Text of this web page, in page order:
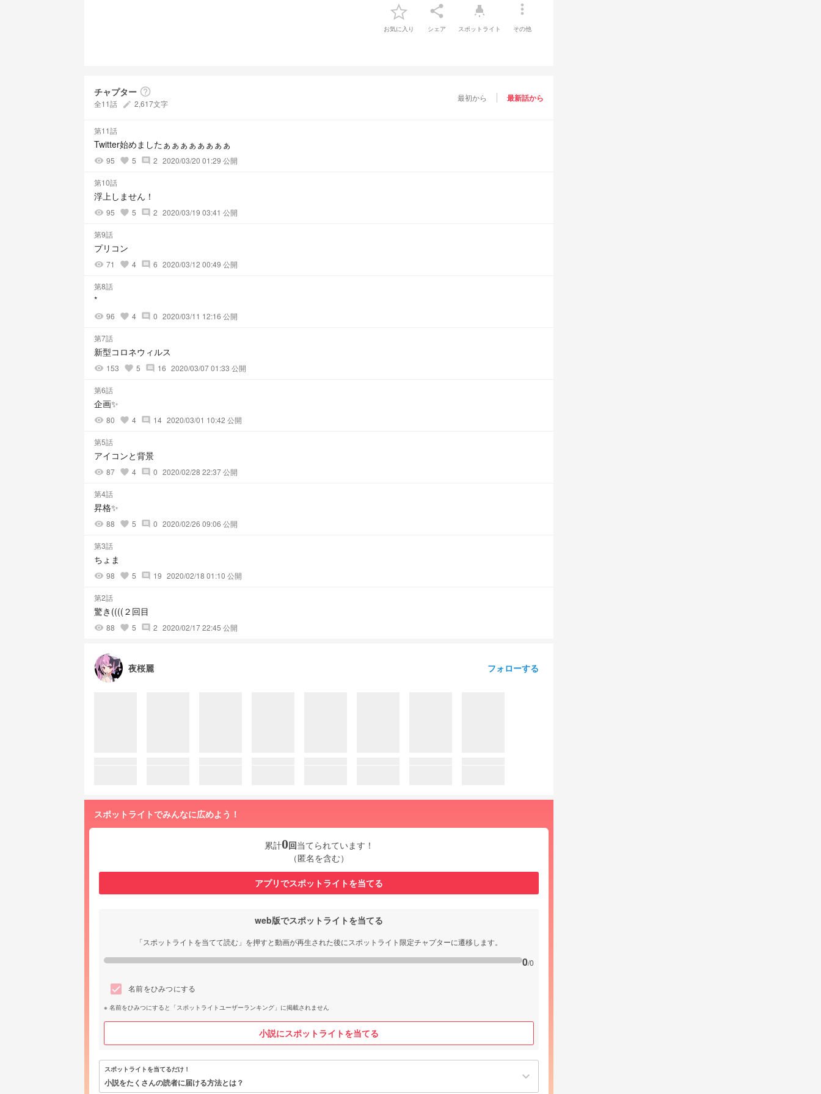
お気に入り
share
シェア
highlight
スポットライト
more_vert
その他
チャプター help_outline
全11話 create 2,617文字
最初から 最新話から
第11話
Twitter始めましたぁぁぁぁぁぁぁぁ
visibility 95 favorite 5 comment 2 2020/03/20 01:29 公開
第10話
浮上しません！
visibility 95 favorite 5 comment 2 2020/03/19 03:41 公開
第9話
プリコン
visibility 71 favorite 4 comment 6 2020/03/12 00:49 公開
第8話
*
visibility 96 favorite 4 comment 0 2020/03/11 12:16 公開
第7話
新型コロネウィルス
visibility 153 favorite 5 comment 16 2020/03/07 01:33 公開
第6話
企画✨
visibility 80 favorite 4 comment 14 2020/03/01 10:42 公開
第5話
アイコンと背景
visibility 87 favorite 4 comment 0 2020/02/28 22:37 公開
第4話
昇格✨
visibility 88 favorite 5 comment 0 2020/02/26 09:06 公開
第3話
ちょま
visibility 98 favorite 5 comment 19 2020/02/18 01:10 公開
第2話
驚き((((２回目
visibility 88 favorite 5 comment 2 2020/02/17 22:45 公開
夜桜麗 フォローする
スポットライトでみんなに広めよう！
累計0回当てられています！
（匿名を含む）
アプリでスポットライトを当てる
web版でスポットライトを当てる
「スポットライトを当てて読む」を押すと動画が再生された後にスポットライト限定チャプターに遷移します。
0/0
名前をひみつにする
名前をひみつにすると「スポットライトユーザーランキング」に掲載されません
小説にスポットライトを当てる
スポットライトを当てるだけ！
小説をたくさんの読者に届ける方法とは？ keyboard_arrow_down